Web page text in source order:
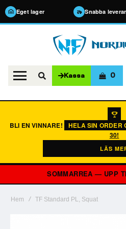
Eget lager Snabba
Kassa 0
BLI EN VINNARE! HELA SIN ORDER
30!
LÄS
SOMMARREA — UPP
Hem TF Standard PL, Squat